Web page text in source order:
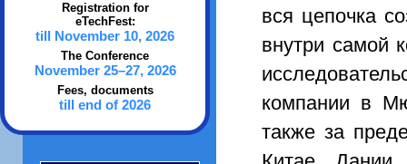
вся цепочка
внутри самой
компании в
также за
Registration for
eTechFest:
till November 10, 2026
The Conference
November 25–27, 2026
Fees, documents
till end of 2026